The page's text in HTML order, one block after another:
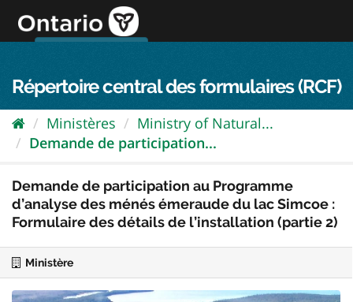
directement
au
Répertoire central des formulaires (RCF)
Ministères
Ministry of Natural...
Demande de participation...
Demande de participation au Programme
d’analyse des ménés émeraude du lac Simcoe :
Formulaire des détails de l’installation (partie 2)
Ministère